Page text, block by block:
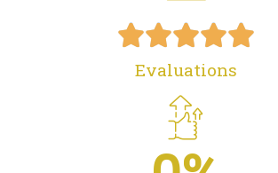

Evaluations